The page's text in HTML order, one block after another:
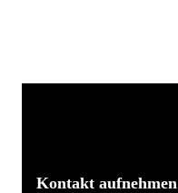
Kontakt aufnehmen